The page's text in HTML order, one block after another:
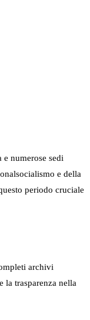
numerose sedi
e della
periodo cruciale
archivi
la trasparenza nella